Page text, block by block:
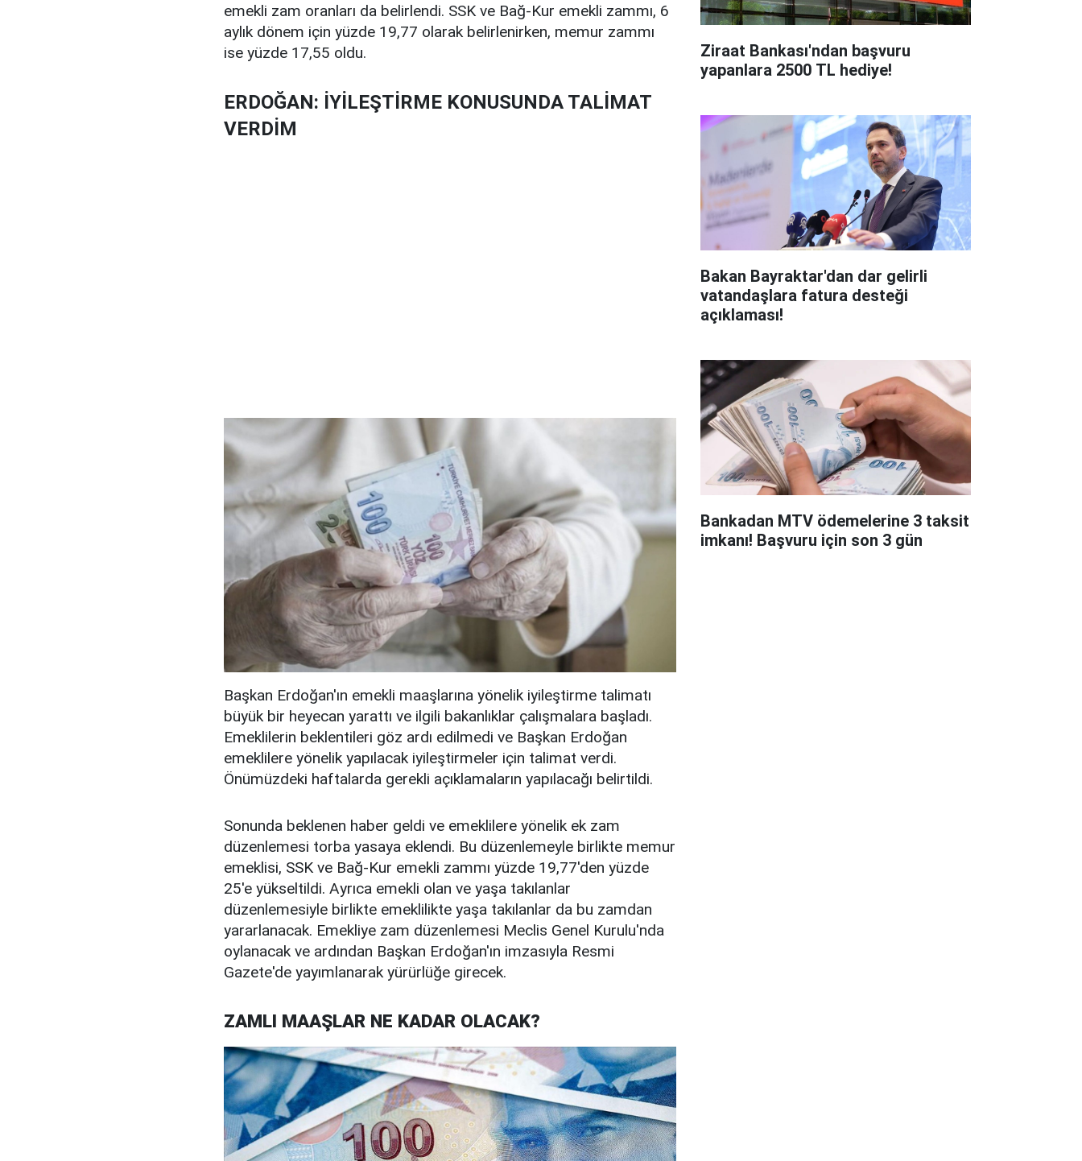
emekli zam oranları da belirlendi. SSK ve Bağ-Kur emekli zammı, 6
aylık dönem için yüzde 19,77 olarak belirlenirken, memur zammı
ise yüzde 17,55 oldu.
ERDOĞAN: İYİLEŞTİRME KONUSUNDA TALİMAT
VERDİM
Başkan Erdoğan'ın emekli maaşlarına yönelik iyileştirme talimatı
büyük bir heyecan yarattı ve ilgili bakanlıklar çalışmalara başladı.
Emeklilerin beklentileri göz ardı edilmedi ve Başkan Erdoğan
emeklilere yönelik yapılacak iyileştirmeler için talimat verdi.
Önümüzdeki haftalarda gerekli açıklamaların yapılacağı belirtildi.
Sonunda beklenen haber geldi ve emeklilere yönelik ek zam
düzenlemesi torba yasaya eklendi. Bu düzenlemeyle birlikte memur
emeklisi, SSK ve Bağ-Kur emekli zammı yüzde 19,77'den yüzde
25'e yükseltildi. Ayrıca emekli olan ve yaşa takılanlar
düzenlemesiyle birlikte emeklilikte yaşa takılanlar da bu zamdan
yararlanacak. Emekliye zam düzenlemesi Meclis Genel Kurulu'nda
oylanacak ve ardından Başkan Erdoğan'ın imzasıyla Resmi
Gazete'de yayımlanarak yürürlüğe girecek.
ZAMLI MAAŞLAR NE KADAR OLACAK?
Ziraat Bankası'ndan başvuru
yapanlara 2500 TL hediye!
Bakan Bayraktar'dan dar gelirli
vatandaşlara fatura desteği
açıklaması!
Bankadan MTV ödemelerine 3 taksit
imkanı! Başvuru için son 3 gün